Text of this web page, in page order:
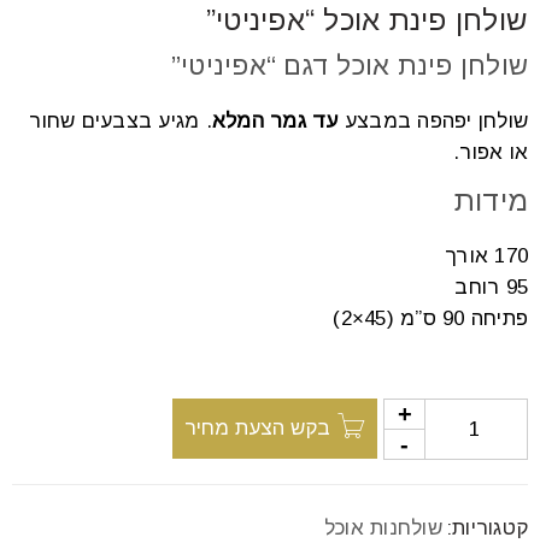
שולחן פינת אוכל “אפיניטי”
שולחן פינת אוכל דגם “אפיניטי”
שולחן יפהפה במבצעעד גמר המלא. מגיע בצבעים שחור
או אפור.
מידות
170 אורך
95 רוחב
פתיחה 90 ס”מ (45×2)
בקש הצעת מחיר
קטגוריות: שולחנות אוכל
font_download סמן קישורים
לאפס